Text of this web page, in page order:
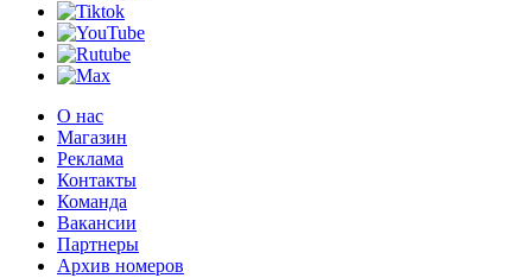
О нас
Магазин
Реклама
Контакты
Команда
Вакансии
Партнеры
Архив номеров